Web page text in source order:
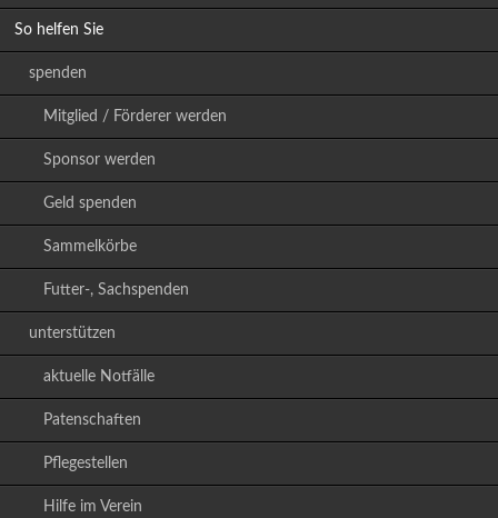
So helfen Sie
spenden
Mitglied / Förderer werden
Sponsor werden
Geld spenden
Sammelkörbe
Futter-, Sachspenden
unterstützen
aktuelle Notfälle
Patenschaften
Pflegestellen
Hilfe im Verein